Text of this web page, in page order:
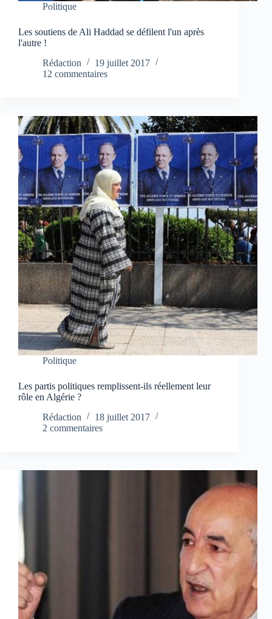
Politique
Les soutiens de Ali Haddad se défilent l'un après
l'autre !
Rédaction
19 juillet 2017
12 commentaires
Politique
Les partis politiques remplissent-ils réellement leur
rôle en Algérie ?
Rédaction
18 juillet 2017
2 commentaires